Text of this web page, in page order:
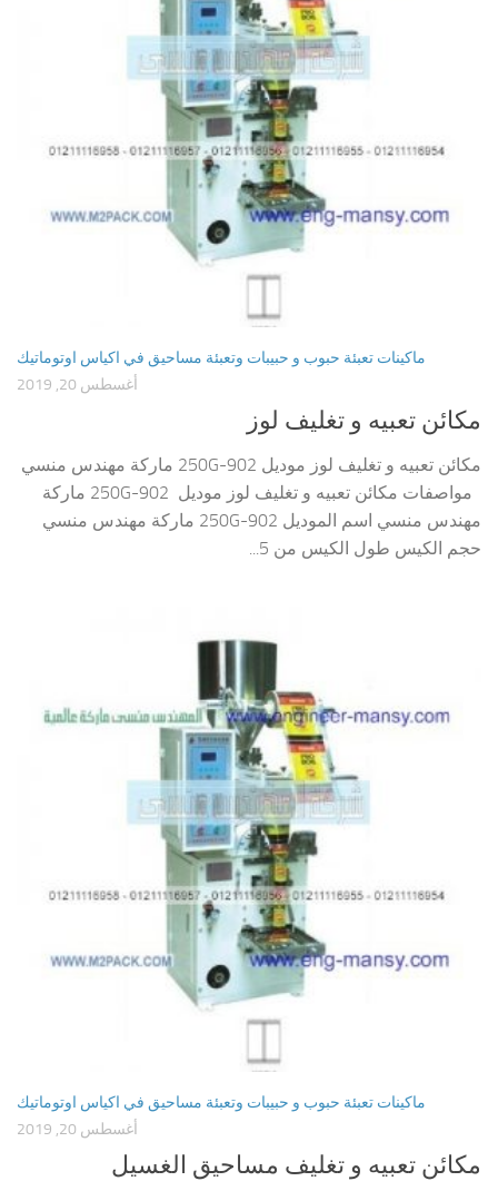
ماكينات تعبئة حبوب و حبيبات وتعبئة مساحيق في اكياس اوتوماتيك
أغسطس 20, 2019
مكائن تعبيه و تغليف لوز
مكائن تعبيه و تغليف لوز موديل 902-250G ماركة مهندس منسي
مواصفات مكائن تعبيه و تغليف لوز موديل 902-250G ماركة
مهندس منسي اسم الموديل 902-250G ماركة مهندس منسي
حجم الكيس طول الكيس من 5...
ماكينات تعبئة حبوب و حبيبات وتعبئة مساحيق في اكياس اوتوماتيك
أغسطس 20, 2019
مكائن تعبيه و تغليف مساحيق الغسيل